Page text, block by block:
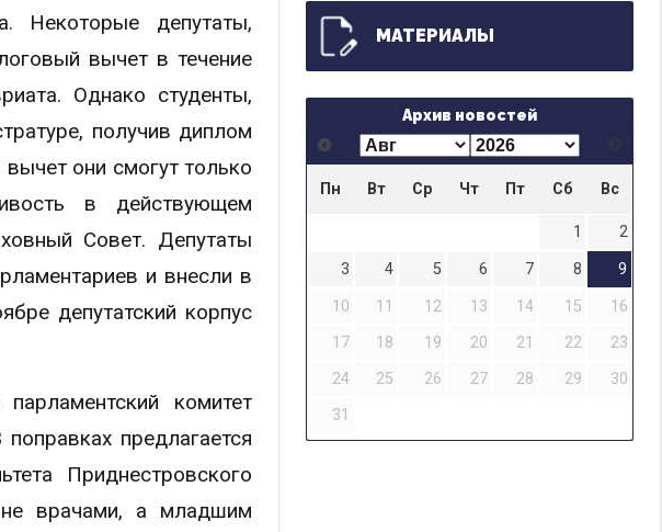
Некоторые депутаты,
вычет в течение
Однако студенты,
получив диплом
они смогут только
в действующем
Совет. Депутаты
и внесли в
депутатский корпус
комитет
предлагается
Приднестровского
не врачами, а младшим
МАТЕРИАЛЫ
Архив новостей
Пн Вт Ср Чт Пт Сб Вс
1
2
3
4 5 6 7 8
9
10
11 12 13 14 15
16
17
18 19 20 21 22
23
24
25 26 27 28 29
30
31